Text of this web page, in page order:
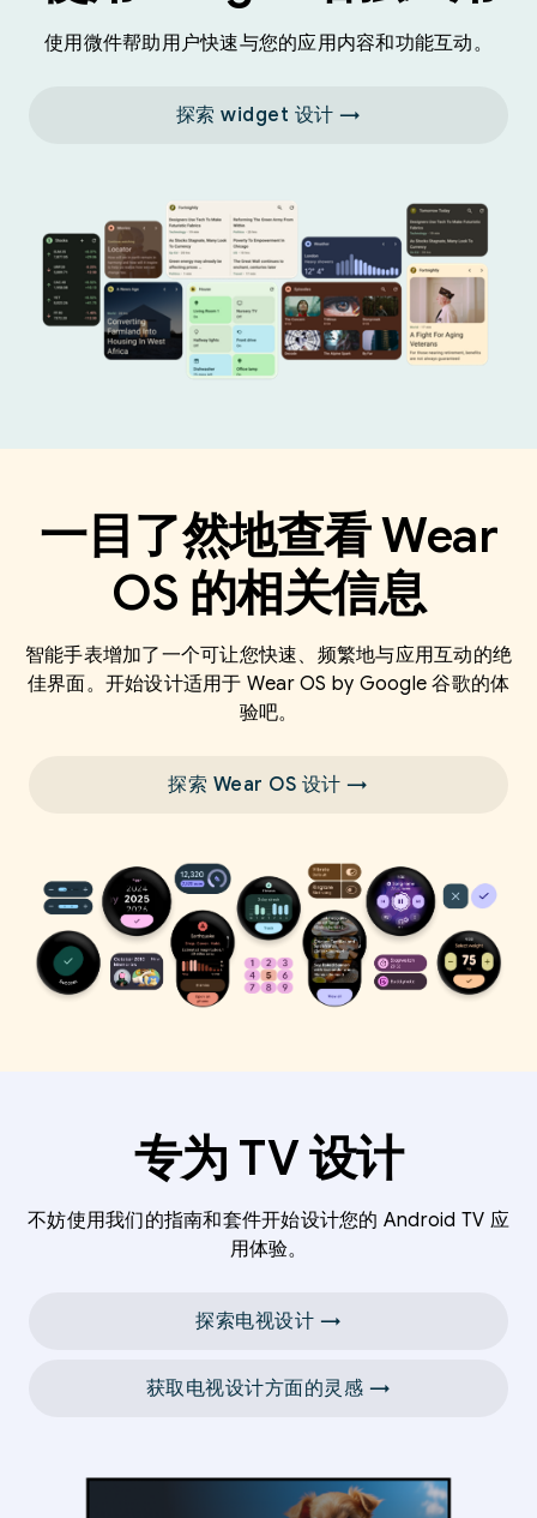
使用微件帮助用户快速与您的应用内容和功能互动。
探索 widget 设计 →
一目了然地查看 Wear
OS 的相关信息
智能手表增加了一个可让您快速、频繁地与应用互动的绝
佳界面。开始设计适用于 Wear OS by Google 谷歌的体
验吧。
探索 Wear OS 设计 →
专为 TV 设计
不妨使用我们的指南和套件开始设计您的 Android TV 应
用体验。
探索电视设计 →
获取电视设计方面的灵感 →